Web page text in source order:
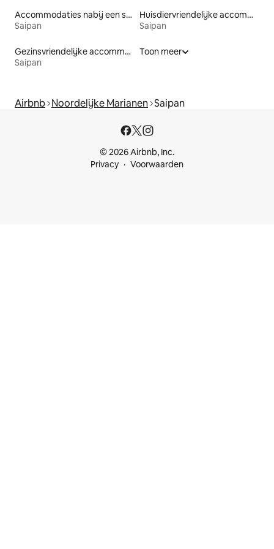
Accommodaties nabij een strand
Saipan
Huisdiervriendelijke accommodaties
Saipan
Gezinsvriendelijke accommodaties
Saipan
Toon meer
Airbnb Noordelijke Marianen Saipan
© 2026 Airbnb, Inc.
Privacy
Voorwaarden